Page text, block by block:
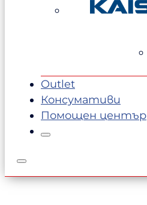
Outlet
Консумативи
Помощен център